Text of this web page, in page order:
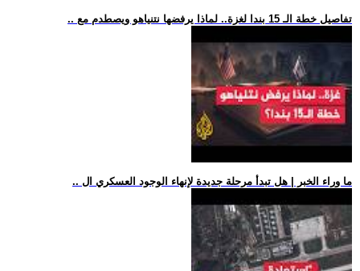
.. تفاصيل خطة الـ 15 بندا لغزة.. لماذا يرفضها نتنياهو ويصطدم مع
.. ما وراء الخبر | هل تبدأ مرحلة جديدة لإنهاء الوجود العسكري ال